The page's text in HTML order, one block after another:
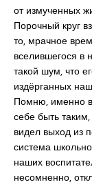
от измученных
Порочный круг
то, мрачное
вселившегося в
такой шум, что
издёрганных
Помню, именно
себе быть
видел выход из
система
наших
несомненно,